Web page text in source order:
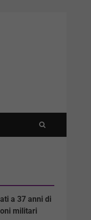
a 37 anni di
militari